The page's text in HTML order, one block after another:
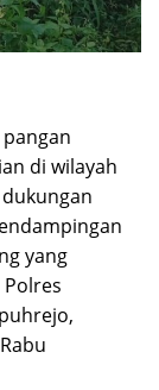
di wilayah
yang